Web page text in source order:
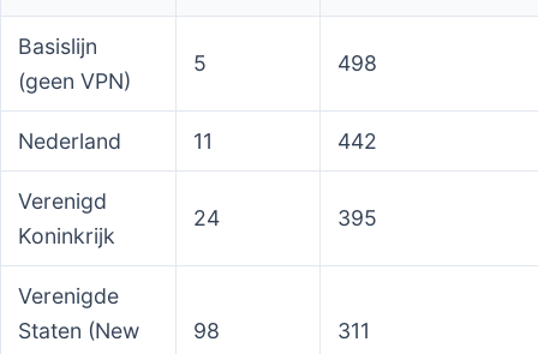
Basislijn
(geen VPN)
5 498
Nederland 11 442
Verenigd
Koninkrijk
24 395
Verenigde
Staten (New
98 311